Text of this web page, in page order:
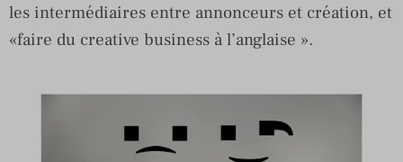
les intermédiaires entre annonceurs et création, et
«faire du creative business à l’anglaise ».